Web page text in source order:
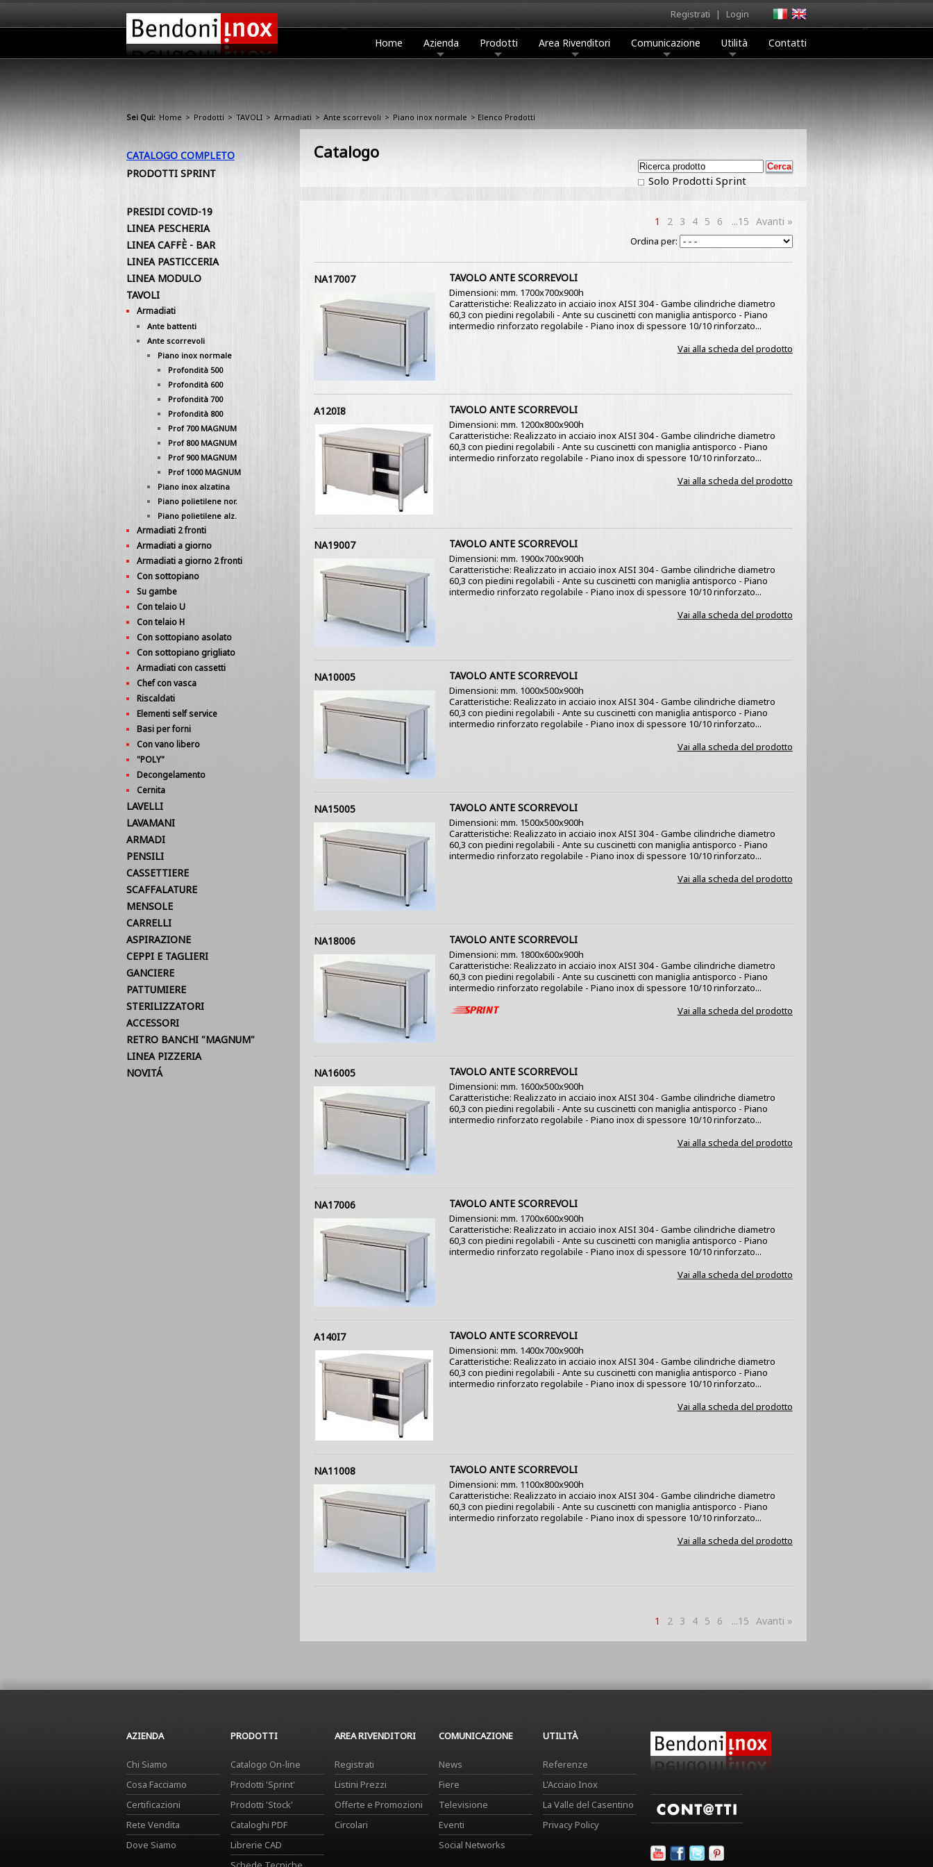
Registrati | Login
Home Azienda Prodotti Area Rivenditori Comunicazione Utilità Contatti
Sei Qui: Home > Prodotti > TAVOLI > Armadiati > Ante scorrevoli > Piano inox normale > Elenco Prodotti
Catalogo
Solo Prodotti Sprint
1 2 3 4 5 6 ...15 Avanti »
Ordina per:
NA17007 TAVOLO ANTE SCORREVOLI
Dimensioni: mm. 1700x700x900h
Caratteristiche: Realizzato in acciaio inox AISI 304 - Gambe cilindriche diametro
60,3 con piedini regolabili - Ante su cuscinetti con maniglia antisporco - Piano
intermedio rinforzato regolabile - Piano inox di spessore 10/10 rinforzato...
Vai alla scheda del prodotto
A120I8 TAVOLO ANTE SCORREVOLI
Dimensioni: mm. 1200x800x900h
Caratteristiche: Realizzato in acciaio inox AISI 304 - Gambe cilindriche diametro
60,3 con piedini regolabili - Ante su cuscinetti con maniglia antisporco - Piano
intermedio rinforzato regolabile - Piano inox di spessore 10/10 rinforzato...
Vai alla scheda del prodotto
NA19007 TAVOLO ANTE SCORREVOLI
Dimensioni: mm. 1900x700x900h
Caratteristiche: Realizzato in acciaio inox AISI 304 - Gambe cilindriche diametro
60,3 con piedini regolabili - Ante su cuscinetti con maniglia antisporco - Piano
intermedio rinforzato regolabile - Piano inox di spessore 10/10 rinforzato...
Vai alla scheda del prodotto
NA10005 TAVOLO ANTE SCORREVOLI
Dimensioni: mm. 1000x500x900h
Caratteristiche: Realizzato in acciaio inox AISI 304 - Gambe cilindriche diametro
60,3 con piedini regolabili - Ante su cuscinetti con maniglia antisporco - Piano
intermedio rinforzato regolabile - Piano inox di spessore 10/10 rinforzato...
Vai alla scheda del prodotto
NA15005 TAVOLO ANTE SCORREVOLI
Dimensioni: mm. 1500x500x900h
Caratteristiche: Realizzato in acciaio inox AISI 304 - Gambe cilindriche diametro
60,3 con piedini regolabili - Ante su cuscinetti con maniglia antisporco - Piano
intermedio rinforzato regolabile - Piano inox di spessore 10/10 rinforzato...
Vai alla scheda del prodotto
NA18006 TAVOLO ANTE SCORREVOLI
Dimensioni: mm. 1800x600x900h
Caratteristiche: Realizzato in acciaio inox AISI 304 - Gambe cilindriche diametro
60,3 con piedini regolabili - Ante su cuscinetti con maniglia antisporco - Piano
intermedio rinforzato regolabile - Piano inox di spessore 10/10 rinforzato...
Vai alla scheda del prodotto
NA16005 TAVOLO ANTE SCORREVOLI
Dimensioni: mm. 1600x500x900h
Caratteristiche: Realizzato in acciaio inox AISI 304 - Gambe cilindriche diametro
60,3 con piedini regolabili - Ante su cuscinetti con maniglia antisporco - Piano
intermedio rinforzato regolabile - Piano inox di spessore 10/10 rinforzato...
Vai alla scheda del prodotto
NA17006 TAVOLO ANTE SCORREVOLI
Dimensioni: mm. 1700x600x900h
Caratteristiche: Realizzato in acciaio inox AISI 304 - Gambe cilindriche diametro
60,3 con piedini regolabili - Ante su cuscinetti con maniglia antisporco - Piano
intermedio rinforzato regolabile - Piano inox di spessore 10/10 rinforzato...
Vai alla scheda del prodotto
A140I7 TAVOLO ANTE SCORREVOLI
Dimensioni: mm. 1400x700x900h
Caratteristiche: Realizzato in acciaio inox AISI 304 - Gambe cilindriche diametro
60,3 con piedini regolabili - Ante su cuscinetti con maniglia antisporco - Piano
intermedio rinforzato regolabile - Piano inox di spessore 10/10 rinforzato...
Vai alla scheda del prodotto
NA11008 TAVOLO ANTE SCORREVOLI
Dimensioni: mm. 1100x800x900h
Caratteristiche: Realizzato in acciaio inox AISI 304 - Gambe cilindriche diametro
60,3 con piedini regolabili - Ante su cuscinetti con maniglia antisporco - Piano
intermedio rinforzato regolabile - Piano inox di spessore 10/10 rinforzato...
Vai alla scheda del prodotto
1 2 3 4 5 6 ...15 Avanti »
CATALOGO COMPLETO
PRODOTTI SPRINT
PRESIDI COVID-19
LINEA PESCHERIA
LINEA CAFFÈ - BAR
LINEA PASTICCERIA
LINEA MODULO
TAVOLI
Armadiati
Ante battenti
Ante scorrevoli
Piano inox normale
Profondità 500
Profondità 600
Profondità 700
Profondità 800
Prof 700 MAGNUM
Prof 800 MAGNUM
Prof 900 MAGNUM
Prof 1000 MAGNUM
Piano inox alzatina
Piano polietilene nor.
Piano polietilene alz.
Armadiati 2 fronti
Armadiati a giorno
Armadiati a giorno 2 fronti
Con sottopiano
Su gambe
Con telaio U
Con telaio H
Con sottopiano asolato
Con sottopiano grigliato
Armadiati con cassetti
Chef con vasca
Riscaldati
Elementi self service
Basi per forni
Con vano libero
"POLY"
Decongelamento
Cernita
LAVELLI
LAVAMANI
ARMADI
PENSILI
CASSETTIERE
SCAFFALATURE
MENSOLE
CARRELLI
ASPIRAZIONE
CEPPI E TAGLIERI
GANCIERE
PATTUMIERE
STERILIZZATORI
ACCESSORI
RETRO BANCHI "MAGNUM"
LINEA PIZZERIA
NOVITÁ
AZIENDA
Chi Siamo
Cosa Facciamo
Certificazioni
Rete Vendita
Dove Siamo
PRODOTTI
Catalogo On-line
Prodotti 'Sprint'
Prodotti 'Stock'
Cataloghi PDF
Librerie CAD
AREA RIVENDITORI
Registrati
Listini Prezzi
Offerte e Promozioni
Circolari
COMUNICAZIONE
News
Fiere
Televisione
Eventi
Social Networks
UTILITÀ
Referenze
L'Acciaio Inox
La Valle del Casentino
Privacy Policy